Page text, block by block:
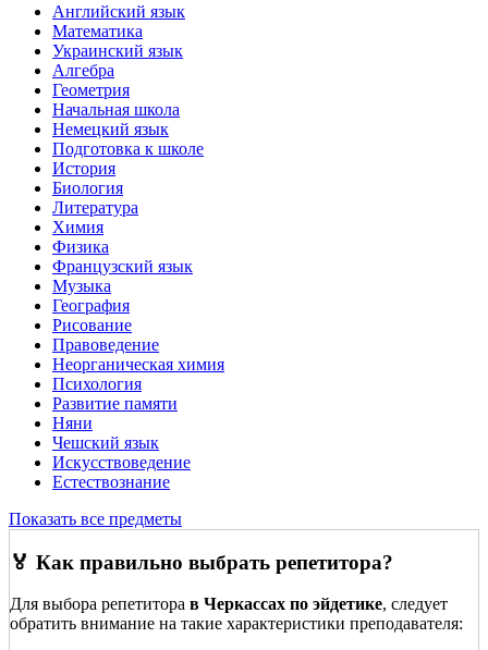
Английский язык
Математика
Украинский язык
Алгебра
Геометрия
Начальная школа
Немецкий язык
Подготовка к школе
История
Биология
Литература
Химия
Физика
Французский язык
Музыка
География
Рисование
Правоведение
Неорганическая химия
Психология
Развитие памяти
Няни
Чешский язык
Искусствоведение
Естествознание
Показать все предметы
🏅 Как правильно выбрать репетитора?
Для выбора репетитора в Черкассах по эйдетике, следует
обратить внимание на такие характеристики преподавателя: